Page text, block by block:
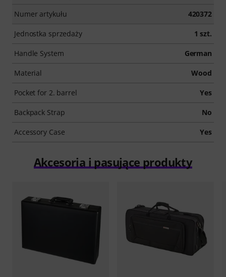
Numer artykułu 420372
Jednostka sprzedaży 1 szt.
Handle System German
Material Wood
Pocket for 2. barrel Yes
Backpack Strap No
Accessory Case Yes
Akcesoria i pasujące produkty